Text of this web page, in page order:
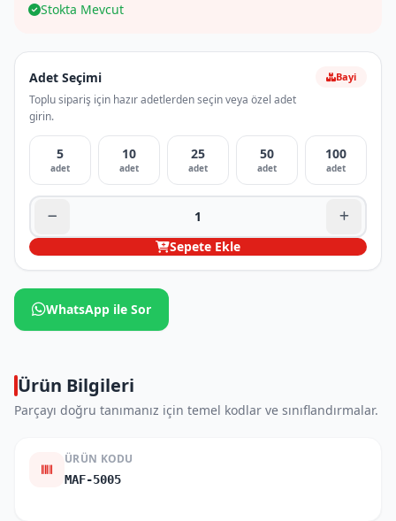
Stokta Mevcut
Adet Seçimi
Toplu sipariş için hazır adetlerden seçin veya özel adet
girin.
Bayi
5
adet
10
adet
25
adet
50
adet
100
adet
Sepete Ekle
WhatsApp ile Sor
Ürün Bilgileri
Parçayı doğru tanımanız için temel kodlar ve sınıflandırmalar.
ÜRÜN KODU
MAF-5005